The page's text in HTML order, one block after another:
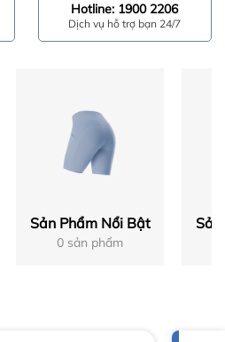
Hotline: 1900 2206
Dịch vụ hỗ trợ bạn 24/7
Sản Phẩm Nổi Bật
0 sản phẩm